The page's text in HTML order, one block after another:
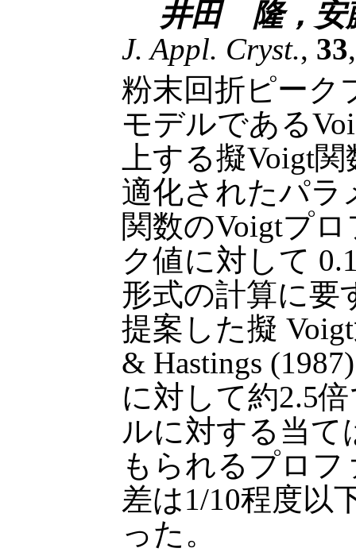
井田 隆，安
J. Appl. Cryst., 33
粉末回折ピーク
モデルである
上する擬Voigt
適化されたパラ
関数のVoigtプ
ク値に対して
形式の計算に要
提案した擬
& Hastings
に対して約2.5
ルに対する当て
もられるプロ
差は1/10程度以
った。